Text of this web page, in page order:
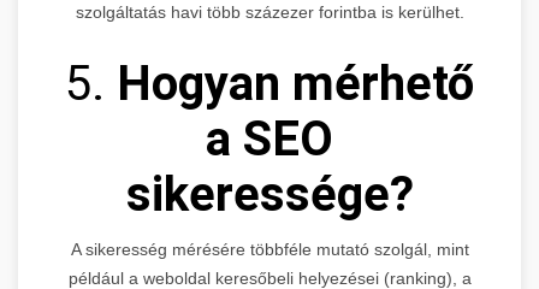
szolgáltatás havi több százezer forintba is kerülhet.
5. Hogyan mérhető
a SEO
sikeressége?
A sikeresség mérésére többféle mutató szolgál, mint
például a weboldal keresőbeli helyezései (ranking), a